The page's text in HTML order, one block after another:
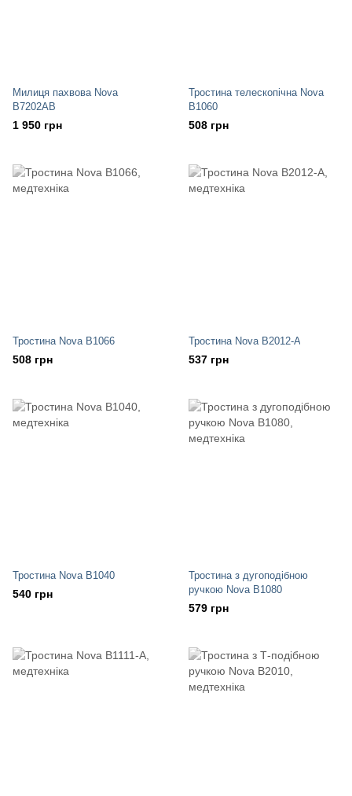
Милиця пахвова Nova
B7202AB
1 950 грн
Тростина телескопічна Nova
В1060
508 грн
Тростина Nova B1066
508 грн
Тростина Nova B2012-A
537 грн
Тростина Nova B1040
540 грн
Тростина з дугоподібною
ручкою Nova В1080
579 грн